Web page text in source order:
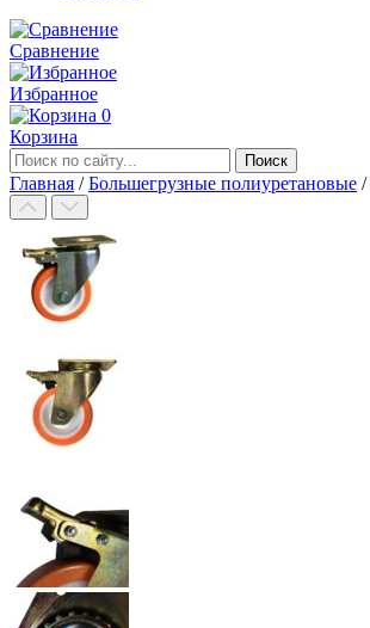
Сравнение
Избранное
0
Корзина
Главная /Большегрузные полиуретановые /